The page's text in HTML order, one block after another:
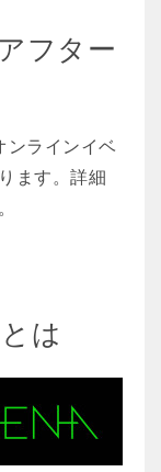
フター
ンラインイベ
ます。詳細
は